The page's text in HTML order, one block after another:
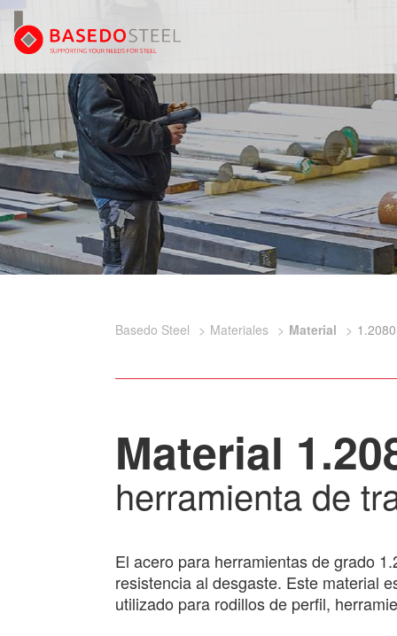
Basedo Steel Materiales Material 1.2080
Material
herramienta de
El acero para herramientas de grado
resistencia al desgaste. Este material
utilizado para rodillos de perfil,